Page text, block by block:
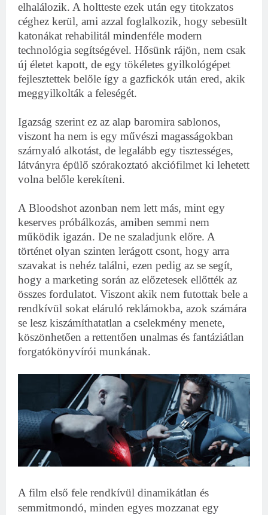
elhalálozik. A holtteste ezek után egy titokzatos
céghez kerül, ami azzal foglalkozik, hogy sebesült
katonákat rehabilitál mindenféle modern
technológia segítségével. Hősünk rájön, nem csak
új életet kapott, de egy tökéletes gyilkológépet
fejlesztettek belőle így a gazfickók után ered, akik
meggyilkolták a feleségét.
Igazság szerint ez az alap baromira sablonos,
viszont ha nem is egy művészi magasságokban
szárnyaló alkotást, de legalább egy tisztességes,
látványra épülő szórakoztató akciófilmet ki lehetett
volna belőle kerekíteni.
A Bloodshot azonban nem lett más, mint egy
keserves próbálkozás, amiben semmi nem
működik igazán. De ne szaladjunk előre. A
történet olyan szinten lerágott csont, hogy arra
szavakat is nehéz találni, ezen pedig az se segít,
hogy a marketing során az előzetesek ellőtték az
összes fordulatot. Viszont akik nem futottak bele a
rendkívül sokat eláruló reklámokba, azok számára
se lesz kiszámíthatatlan a cselekmény menete,
köszönhetően a rettentően unalmas és fantáziátlan
forgatókönyvírói munkának.
A film első fele rendkívül dinamikátlan és
semmitmondó, minden egyes mozzanat egy